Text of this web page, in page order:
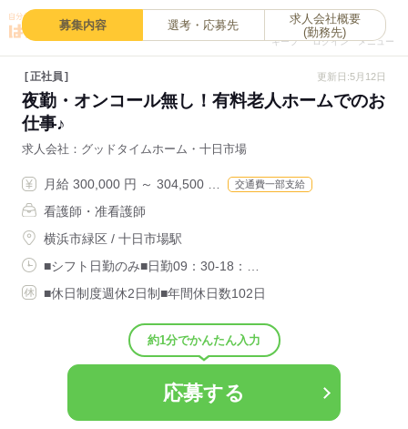
キープ
0
ログイン メニュー
募集内容 選考・応募先
求人会社概要
(勤務先)
正社員 更新日:5月12日
夜勤・オンコール無し！有料老人ホームでのお
仕事♪
求人会社 グッドタイムホーム・十日市場
月給 300,000 円 ～ 304,500 … 交通費一部支給
看護師・准看護師
横浜市緑区 / 十日市場駅
■シフト日勤のみ■日勤09：30-18：…
■休日制度週休2日制■年間休日数102日
約1分でかんたん入力
応募する